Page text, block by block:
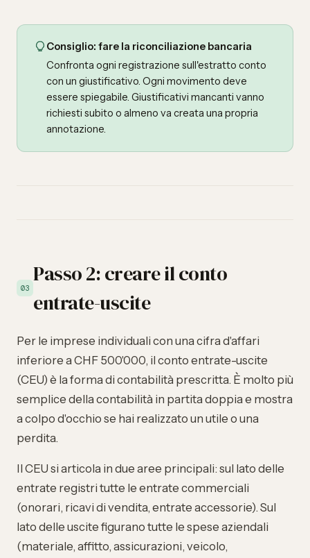
Consiglio: fare la riconciliazione bancaria
Confronta ogni registrazione sull'estratto conto
con un giustificativo. Ogni movimento deve
essere spiegabile. Giustificativi mancanti vanno
richiesti subito o almeno va creata una propria
annotazione.
03
Passo 2: creare il conto
entrate-uscite
Per le imprese individuali con una cifra d'affari
inferiore a CHF 500'000, il conto entrate-uscite
(CEU) è la forma di contabilità prescritta. È molto più
semplice della contabilità in partita doppia e mostra
a colpo d'occhio se hai realizzato un utile o una
perdita.
Il CEU si articola in due aree principali: sul lato delle
entrate registri tutte le entrate commerciali
(onorari, ricavi di vendita, entrate accessorie). Sul
lato delle uscite figurano tutte le spese aziendali
(materiale, affitto, assicurazioni, veicolo,